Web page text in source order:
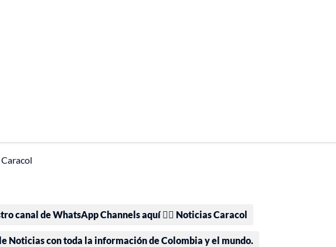
canal de WhatsApp Channels aquí 👉🏻 Noticias Caracol
Noticias con toda la información de Colombia y el mundo.